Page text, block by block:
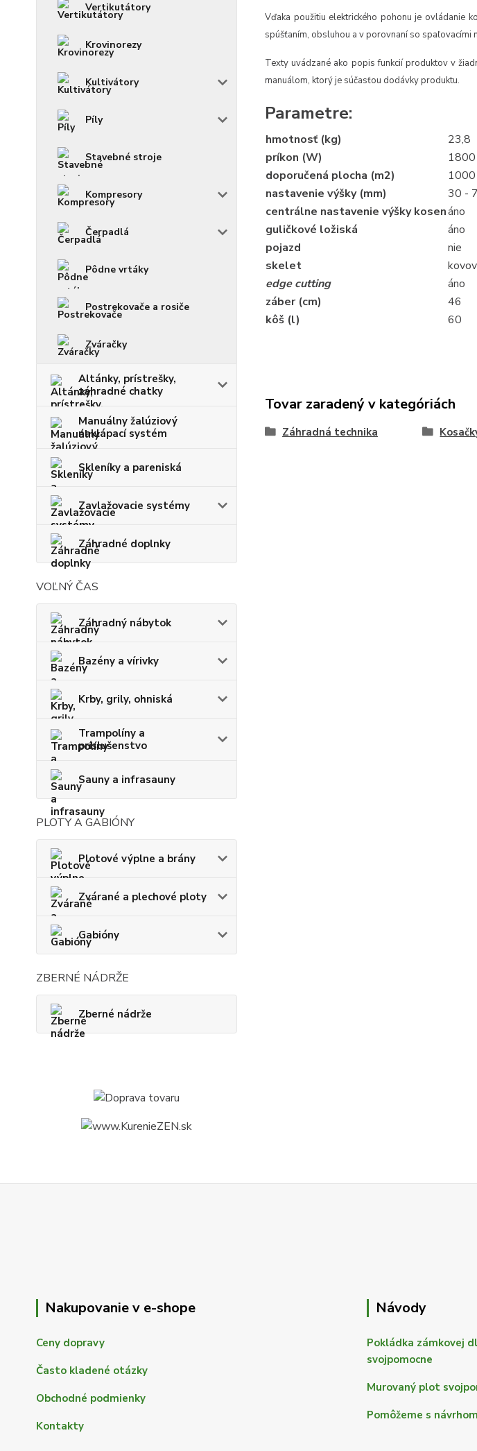
Vertikutátory
Krovinorezy
Kultivátory
Píly
Stavebné stroje
Kompresory
Čerpadlá
Pôdne vrtáky
Postrekovače a rosiče
Zváračky
Altánky, prístrešky,
záhradné chatky
Manuálny žalúziový
naklápací systém
Skleníky a pareniská
Zavlažovacie systémy
Záhradné doplnky
VOĽNÝ ČAS
Záhradný nábytok
Bazény a vírivky
Krby, grily, ohniská
Trampolíny a
príslušenstvo
Sauny a infrasauny
PLOTY A GABIÓNY
Plotové výplne a brány
Zvárané a plechové ploty
Gabióny
ZBERNÉ NÁDRŽE
Zberné nádrže
Vďaka použitiu elektrického pohonu je ovládanie
spúšťaním, obsluhou a v porovnaní so spaľovacími
Texty uvádzané ako popis funkcií produktov v
manuálom, ktorý je súčasťou dodávky produktu.
Parametre:
hmotnosť (kg)
23,8
príkon (W)
1800
doporučená plocha (m2)
1000
nastavenie výšky (mm)
30 -
centrálne nastavenie výšky kosenáno
guličkové ložiská
áno
pojazd
nie
skelet
edge cutting
áno
záber (cm)
46
kôš (l)
60
Tovar zaradený v kategóriách
Záhradná technika
Nakupovanie v e-shope
Ceny dopravy
Často kladené otázky
Obchodné podmienky
Kontakty
Návody
Pokládka zámkovej
svojpomocne
Murovaný plot
Pomôžeme s